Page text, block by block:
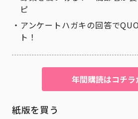
ピ
アンケートハガキの回答で
ト！
年間購読はコチラ
紙版を買う